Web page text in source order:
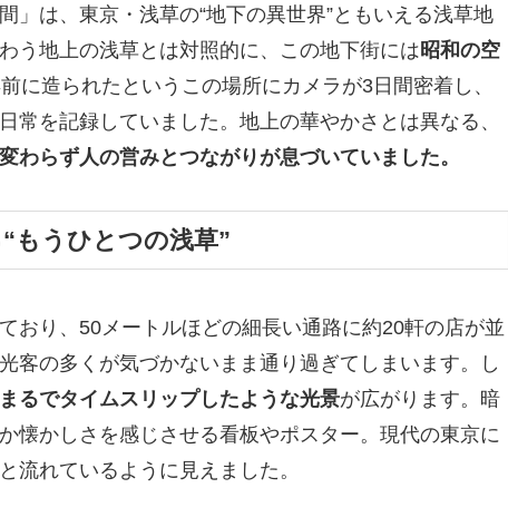
」は、東京・浅草の“地下の異世界”ともいえる浅草地
う地上の浅草とは対照的に、この地下街には 昭和の空
に造られたというこの場所にカメラが3日間密着し、
常を記録していました。地上の華やかさとは異なる、
わらず人の営みとつながりが息づいていました。
もうひとつの浅草”
おり、50メートルほどの細長い通路に約20軒の店が並
客の多くが気づかないまま通り過ぎてしまいます。し
まるでタイムスリップしたような光景が広がります。暗
懐かしさを感じさせる看板やポスター。現代の東京に
流れているように見えました。